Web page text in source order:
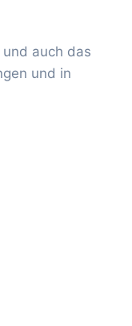
auch das
und in